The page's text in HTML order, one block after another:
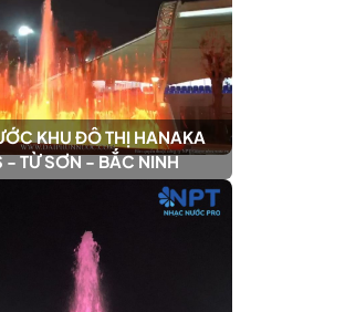
KHU ĐÔ THỊ HANAKA
- TỪ SƠN - BẮC NINH